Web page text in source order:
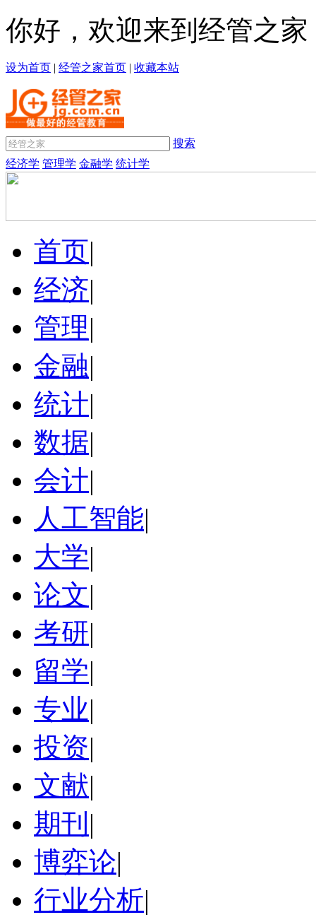
你好，欢迎来到经管之家
设为首页 | 经管之家首页 | 收藏本站
搜索
经济学 管理学 金融学 统计学
首页|
经济|
管理|
金融|
统计|
数据|
会计|
人工智能|
大学|
论文|
考研|
留学|
专业|
投资|
文献|
期刊 |
博弈论|
行业分析|